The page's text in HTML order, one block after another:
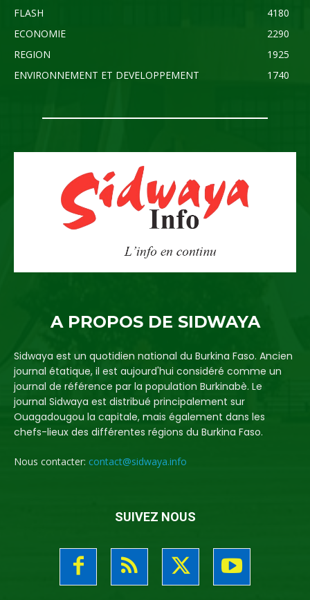
FLASH
4180
ECONOMIE
2290
REGION
1925
ENVIRONNEMENT ET DEVELOPPEMENT
1740
A PROPOS DE SIDWAYA
Sidwaya est un quotidien national du Burkina Faso. Ancien
journal étatique, il est aujourd'hui considéré comme un
journal de référence par la population Burkinabè. Le
journal Sidwaya est distribué principalement sur
Ouagadougou la capitale, mais également dans les
chefs-lieux des différentes régions du Burkina Faso.
Nous contacter: contact@sidwaya.info
SUIVEZ NOUS